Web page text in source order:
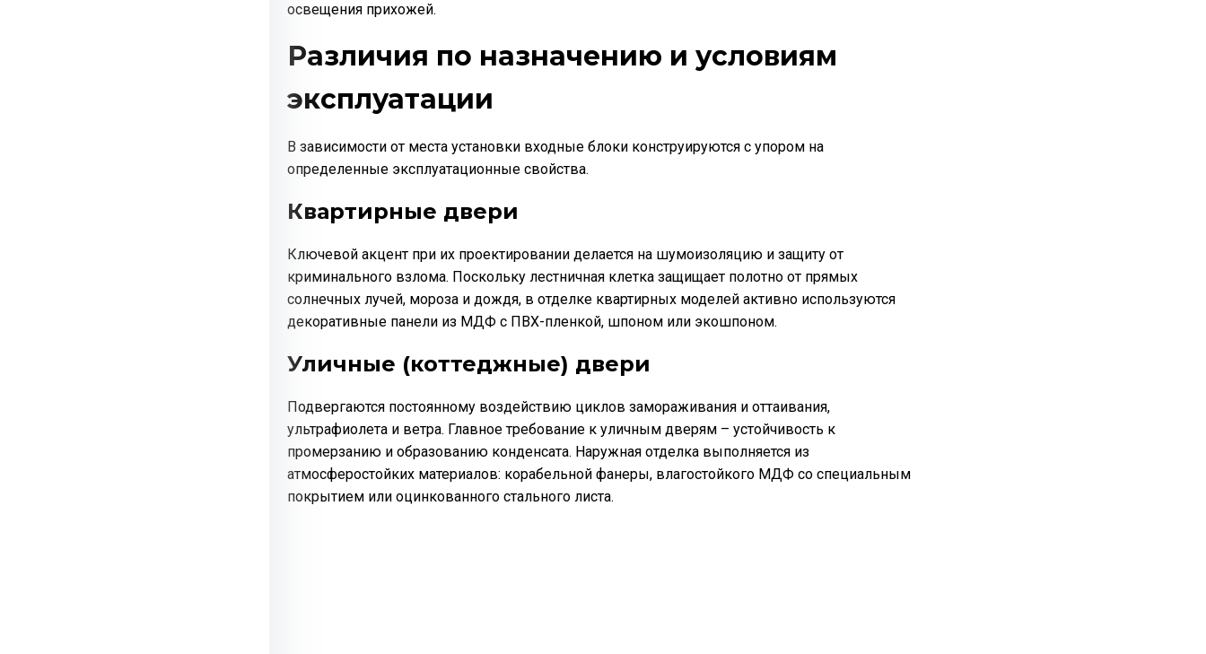
освещения прихожей.
Различия по назначению и условиям
эксплуатации
В зависимости от места установки входные блоки конструируются с упором на
определенные эксплуатационные свойства.
Квартирные двери
Ключевой акцент при их проектировании делается на шумоизоляцию и защиту от
криминального взлома. Поскольку лестничная клетка защищает полотно от прямых
солнечных лучей, мороза и дождя, в отделке квартирных моделей активно используются
декоративные панели из МДФ с ПВХ-пленкой, шпоном или экошпоном.
Уличные (коттеджные) двери
Подвергаются постоянному воздействию циклов замораживания и оттаивания,
ультрафиолета и ветра. Главное требование к уличным дверям – устойчивость к
промерзанию и образованию конденсата. Наружная отделка выполняется из
атмосферостойких материалов: корабельной фанеры, влагостойкого МДФ со специальным
покрытием или оцинкованного стального листа.